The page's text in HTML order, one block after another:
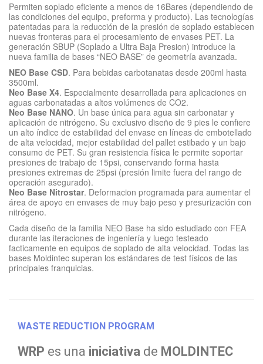
Permiten soplado eficiente a menos de 16Bares (dependiendo de
las condiciones del equipo, preforma y producto). Las tecnologías
patentadas para la reducción de la presión de soplado establecen
nuevas fronteras para el procesamiento de envases PET. La
generación SBUP (Soplado a Ultra Baja Presion) introduce la
nueva familia de bases “NEO BASE” de geometría avanzada.
NEO Base CSD. Para bebidas carbotanatas desde 200ml hasta
3500ml.
Neo Base X4. Especialmente desarrollada para aplicaciones en
aguas carbonatadas a altos volúmenes de CO2.
Neo Base NANO. Un base única para agua sin carbonatar y
aplicación de nitrógeno. Su exclusivo diseño de 9 pies le confiere
un alto índice de estabilidad del envase en líneas de embotellado
de alta velocidad, mejor estabilidad del pallet estibado y un bajo
consumo de PET. Su gran resistencia física le permite soportar
presiones de trabajo de 15psi, conservando forma hasta
presiones extremas de 25psi (presión limite fuera del rango de
operación asegurado).
Neo Base Nitrostar. Deformacion programada para aumentar el
área de apoyo en envases de muy bajo peso y presurización con
nitrógeno.
Cada diseño de la familia NEO Base ha sido estudiado con FEA
durante las iteraciones de ingeniería y luego testeado
facticamente en equipos de soplado de alta velocidad. Todas las
bases Moldintec superan los estándares de test físicos de las
principales franquicias.
WASTE REDUCTION PROGRAM
WRP es una iniciativa de MOLDINTEC